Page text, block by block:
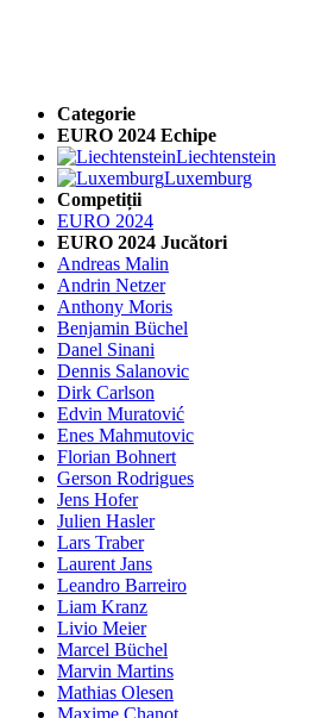
Categorie
EURO 2024 Echipe
Liechtenstein
Luxemburg
Competiții
EURO 2024
EURO 2024 Jucători
Andreas Malin
Andrin Netzer
Anthony Moris
Benjamin Büchel
Danel Sinani
Dennis Salanovic
Dirk Carlson
Edvin Muratović
Enes Mahmutovic
Florian Bohnert
Gerson Rodrigues
Jens Hofer
Julien Hasler
Lars Traber
Laurent Jans
Leandro Barreiro
Liam Kranz
Livio Meier
Marcel Büchel
Marvin Martins
Mathias Olesen
Maxime Chanot